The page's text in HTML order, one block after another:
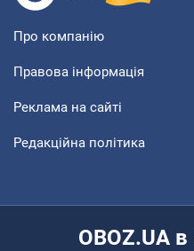
Про компанію
Правова інформація
Реклама на сайті
Редакційна політика
OBOZ.UA